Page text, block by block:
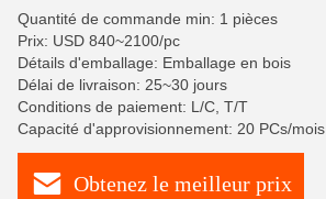
Quantité de commande min: 1 pièces
Prix: USD 840~2100/pc
Détails d'emballage: Emballage en bois
Délai de livraison: 25~30 jours
Conditions de paiement: L/C, T/T
Capacité d'approvisionnement: 20 PCs/mois
Obtenez le meilleur prix